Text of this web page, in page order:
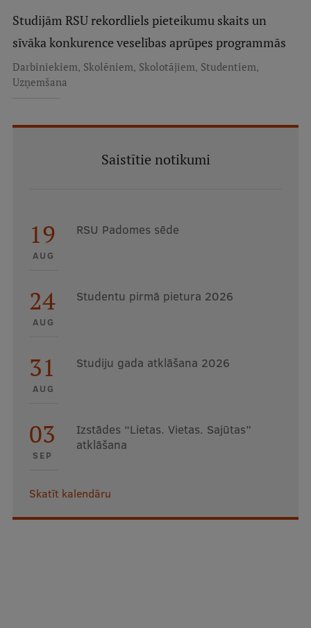
Studijām RSU rekordliels pieteikumu skaits un
sīvāka konkurence veselības aprūpes programmās
Darbiniekiem, Skolēniem, Skolotājiem, Studentiem,
Uzņemšana
Saistītie notikumi
19
AUG
RSU Padomes sēde
24
AUG
Studentu pirmā pietura 2026
31
AUG
Studiju gada atklāšana 2026
03
SEP
Izstādes “Lietas. Vietas. Sajūtas”
atklāšana
Skatīt kalendāru